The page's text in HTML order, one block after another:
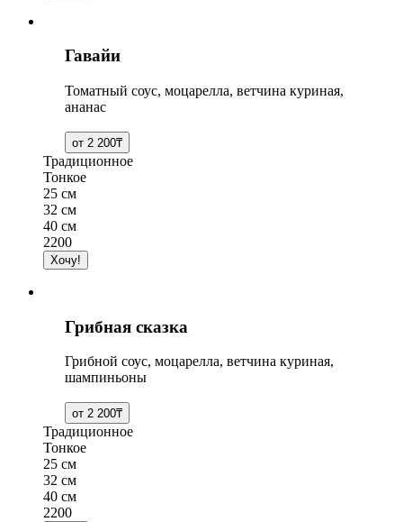
Гавайи
Томатный соус, моцарелла, ветчина куриная,
ананас
Традиционное
Тонкое
25 см
32 см
40 см
2200
Грибная сказка
Грибной соус, моцарелла, ветчина куриная,
шампиньоны
Традиционное
Тонкое
25 см
32 см
40 см
2200